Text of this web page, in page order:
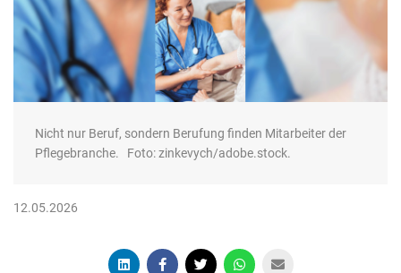
Nicht nur Beruf, sondern Berufung finden Mitarbeiter der
Pflegebranche. Foto: zinkevych/adobe.stock.
12.05.2026